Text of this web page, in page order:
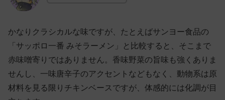
かなりクラシカルな味ですが、たとえばサンヨー食品の
「サッポロ一番 みそラーメン」と比較すると、そこまで
赤味噌寄りではありません。香味野菜の旨味も強くありま
せんし、一味唐辛子のアクセントなどもなく、動物系は原
材料を見る限りチキンベースですが、体感的には化調が目